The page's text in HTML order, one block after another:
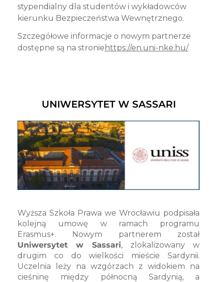
stypendialny dla studentów i wykładowców
kierunku Bezpieczeństwa Wewnętrznego.
Szc​zegółowe informacje o nowym partnerze
dostępne są na stronie https://en.uni-nke.hu/
UNIWERSYTET W SASSARI
Wyższa Szkoła Prawa we Wrocławiu podpisała
kolejną umowę w ramach programu
Erasmus+. Nowym partnerem został
Uniwersytet w Sassari, zlokalizowany w
drugim co do wielkości mieście Sardynii.
Uczelnia leży na wzgórzach z widokiem na
cieśninę między północną Sardynią, a